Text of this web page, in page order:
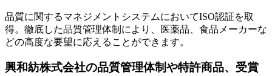
品質に関するマネジメントシステムにおいてISO認証を取
得。徹底した品質管理体制により、医薬品、食品メーカーな
どの高度な要望に応えることができます。
興和紡株式会社の品質管理体制や特許商品、受賞